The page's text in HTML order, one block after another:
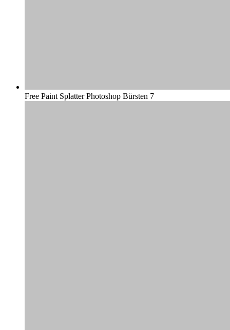
Free Paint Splatter Photoshop Bürsten 7